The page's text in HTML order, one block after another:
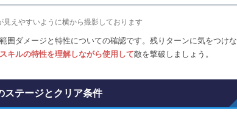
えやすいように横から撮影しております
囲ダメージと特性についての確認です。残りターンに気をつけな
キルの特性を理解しながら使用して敵を撃破しましょう。
テージとクリア条件